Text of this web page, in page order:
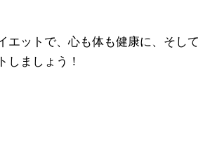
エットで、心も体も健康に、そして
しましょう！